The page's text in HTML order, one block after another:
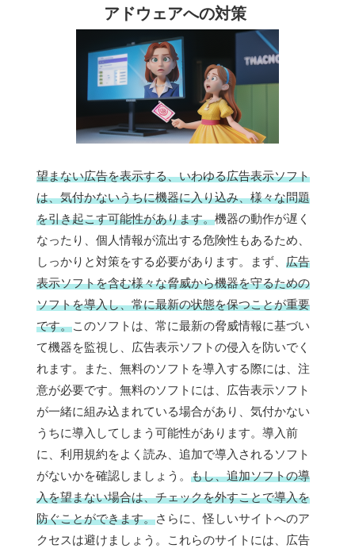
アドウェアへの対策
望まない広告を表示する、いわゆる広告表示ソフト
は、気付かないうちに機器に入り込み、様々な問題
を引き起こす可能性があります。機器の動作が遅く
なったり、個人情報が流出する危険性もあるため、
しっかりと対策をする必要があります。まず、 広告
表示ソフトを含む様々な脅威から機器を守るための
ソフトを導入し、常に最新の状態を保つことが重要
です。このソフトは、常に最新の脅威情報に基づい
て機器を監視し、広告表示ソフトの侵入を防いでく
れます。また、無料のソフトを導入する際には、注
意が必要です。無料のソフトには、広告表示ソフト
が一緒に組み込まれている場合があり、気付かない
うちに導入してしまう可能性があります。導入前
に、利用規約をよく読み、追加で導入されるソフト
がないかを確認しましょう。 もし、追加ソフトの導
入を望まない場合は、チェックを外すことで導入を
防ぐことができます。さらに、怪しいサイトへのア
クセスは避けましょう。これらのサイトには、広告